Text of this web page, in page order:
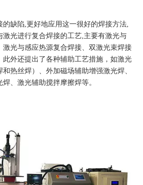
的缺陷,更好地应用这一很好的焊接方法,
激光进行复合焊接的工艺,主要有激光与
激光与感应热源复合焊接、双激光束焊接
此外还提出了各种辅助工艺措施，如激光
热丝焊）、外加磁场辅助增强激光焊、
、激光辅助搅拌摩擦焊等。